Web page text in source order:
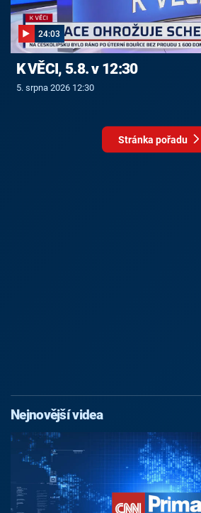
24:03
K VĚCI, 5.8. v 12:30
5. srpna 2026 12:30
Stránka pořadu
Nejnovější videa